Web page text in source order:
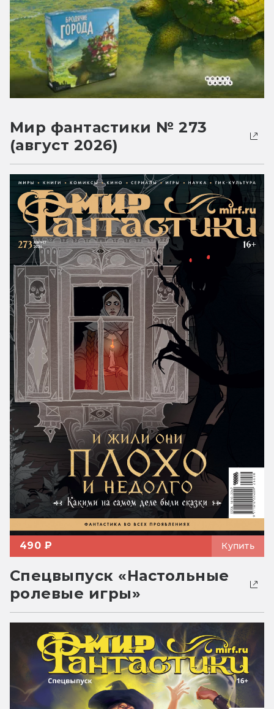
Мир фантастики № 273
(август 2026)
490 ₽ Купить
Спецвыпуск «Настольные
ролевые игры»